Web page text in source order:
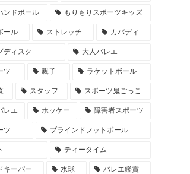
ンドボール もりもりスポーツキッズ
ール ストレッチ カバディ
ディスク 大人バレエ
ツ 親子 ラケットボール
スタッフ スポーツ鬼ごっこ
レエ ホッケー 障害者スポーツ
ツ ブラインドフットボール
ティータイム
キーパー 水球 バレエ鑑賞